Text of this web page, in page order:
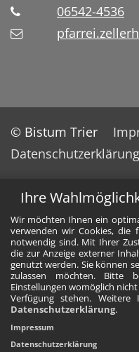
Ihre
Wir möchten Ihnen ein
verwenden wir Cookies, die
notwendig sind. Mit Ihrer
die zur Anzeige externer
genutzt werden. Sie können
zulassen möchten. Bitte
Einstellungen womöglich
Verfügung stehen.
Datenschutzerklärung.
Impressum
Datenschutzerklärung
06542-4536
© Bistum Trier
Datenschutzerklärung